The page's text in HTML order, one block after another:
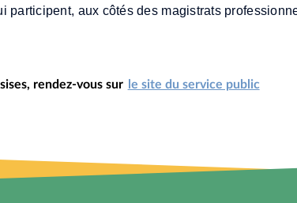
participent, aux côtés des magistrats
rendez-vous sur le site du service public